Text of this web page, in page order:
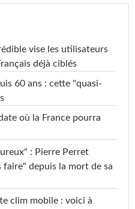
vise les utilisateurs
déjà ciblés
60 ans : cette "quasi-
où la France pourra
: Pierre Perret
depuis la mort de sa
clim mobile : voici à